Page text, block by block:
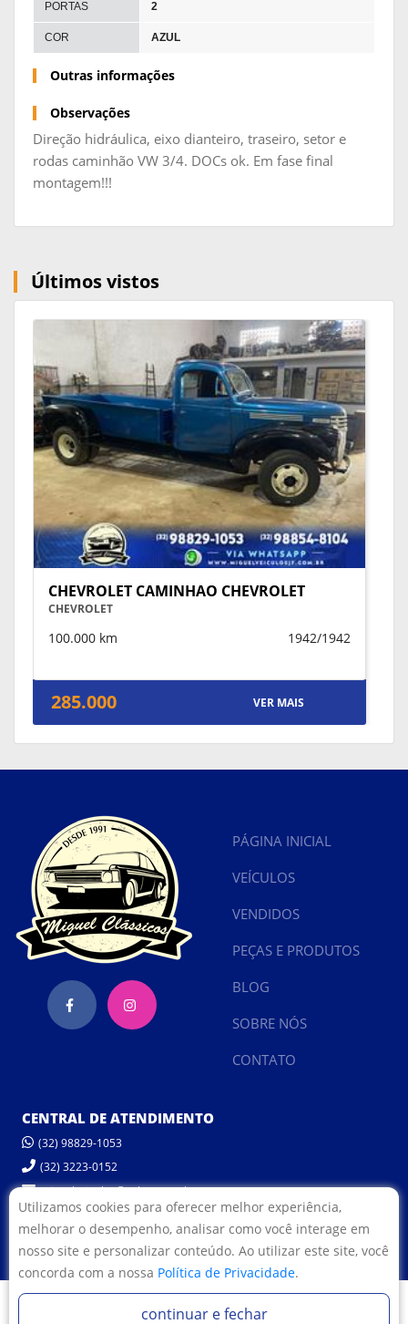
PORTAS 2
COR AZUL
Outras informações
Observações
Direção hidráulica, eixo dianteiro, traseiro, setor e
rodas caminhão VW 3/4. DOCs ok. Em fase final
montagem!!!
Últimos vistos
CHEVROLET CAMINHAO CHEVROLET
CHEVROLET
100.000 km 1942/1942
285.000 VER MAIS
PÁGINA INICIAL
VEÍCULOS
VENDIDOS
PEÇAS E PRODUTOS
BLOG
SOBRE NÓS
CONTATO
CENTRAL DE ATENDIMENTO
(32) 98829-1053
(32) 3223-0152
miguelveiculos@yahoo.com.br
POLÍTICA DE PRIVACIDADE
© 2022 Miguel Veículos.
Utilizamos cookies para oferecer melhor experiência,
melhorar o desempenho, analisar como você interage em
nosso site e personalizar conteúdo. Ao utilizar este site, você
concorda com a nossa Política de Privacidade.
continuar e fechar